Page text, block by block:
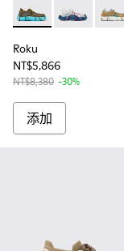
Roku - K100953-
Roku -
Roku
NT$5,866
NT$8,380 -30%
添加